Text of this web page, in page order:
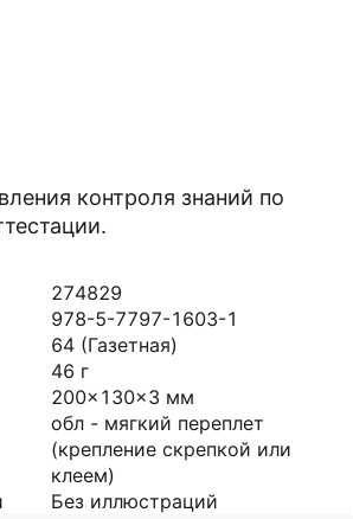
контроля знаний по
274829
978-5-7797-1603-1
64 (Газетная)
46 г
200x130x3 мм
обл - мягкий переплет
(крепление скрепкой или
клеем)
Без иллюстраций